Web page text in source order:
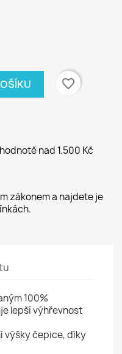
favorite_border
nad 1.500 Kč
zákonem a najdete je
100%
lepší výhřevnost
výšky čepice, díky